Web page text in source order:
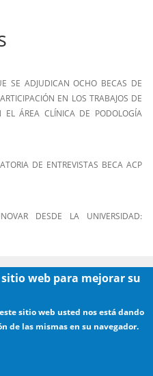
SE ADJUDICAN OCHO BECAS DE
EN LOS TRABAJOS DE
EL ÁREA CLÍNICA DE PODOLOGÍA
DE ENTREVISTAS BECA ACP
DESDE LA UNIVERSIDAD:
web para mejorar su
sitio web usted nos está dando
de las mismas en su navegador.